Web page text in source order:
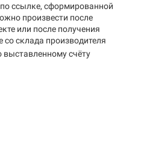
ссылке, сформированной
произвести после
или после получения
склада производителя
выставленному счёту